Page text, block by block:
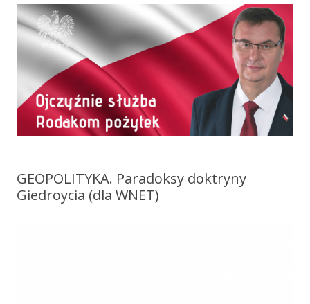
GEOPOLITYKA. Paradoksy doktryny
Giedroycia (dla WNET)